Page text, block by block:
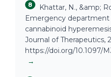
8
Khattar, N., &amp;
Emergency
cannabinoid
Journal of Therapeutics,
https://doi.org/10.1097/
→